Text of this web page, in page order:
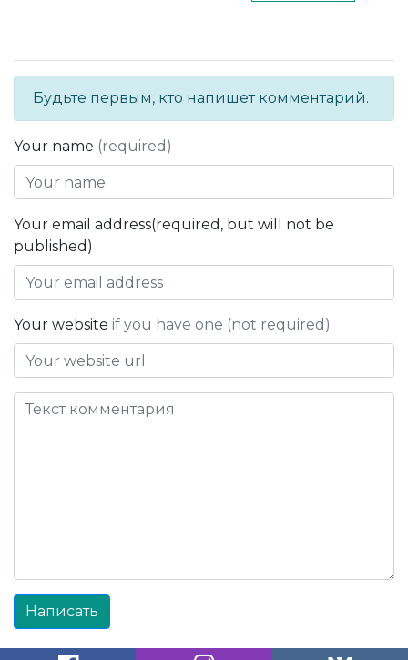
Будьте первым, кто напишет комментарий.
Your name (required)
Your email address(required, but will not be
published)
Your website if you have one (not required)